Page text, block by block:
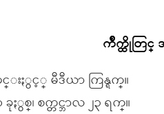
က်ိဳက္ထိုတြင္
ႏွင့္ မီဒီယာ ကြန္ရက္။
ခုႏွစ္၊ စက္တင္ဘာလ ၂၃ ရက္။